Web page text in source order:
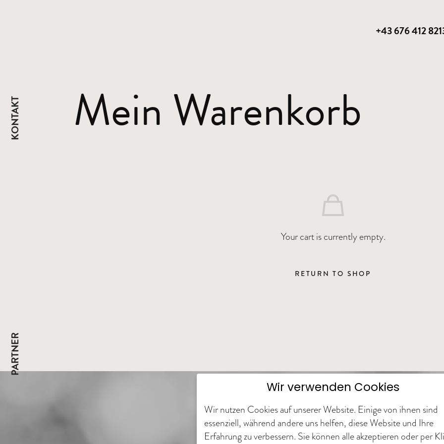
KONTAKT
PARTNER
+43 676 412
Mein Warenkorb
Your cart is currently empty.
RETURN TO SHOP
Wir verwenden Cookies
Wir nutzen Cookies auf unserer Website. Einige von ihnen sind
essenziell, während andere uns helfen, diese Website und Ihre
Erfahrung zu verbessern. Sie können alle akzeptieren oder per